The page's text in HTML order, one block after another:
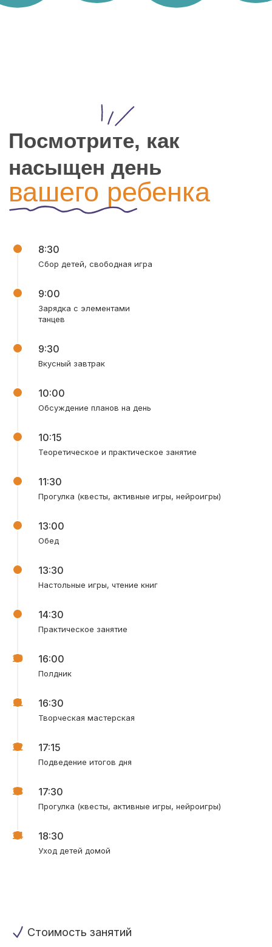
8:30
Сбор детей, свободная игра
9:00
Зарядка с элементами
танцев
9:30
Вкусный завтрак
10:00
Обсуждение планов на день
10:15
Теоретическое и практическое занятие
11:30
Прогулка (квесты, активные игры, нейроигры)
13:00
Обед
13:30
Настольные игры, чтение книг
14:30
Практическое занятие
16:00
Полдник
16:30
Творческая мастерская
17:15
Подведение итогов дня
17:30
Прогулка (квесты, активные игры, нейроигры)
18:30
Уход детей домой
уверенно и
Во всём центре установлено
видеонаблюдение, а вход
в центр осуществляется через
систему контроля
с хорошей вентиляцией
влажности и освещения
по стандартам СанПиН
и регулярное проветривание
помещений
а все игрушки, поверхности
и материалы проходят обработку
строго по графику
Бесплатная игровая зона.
другой может поиграть